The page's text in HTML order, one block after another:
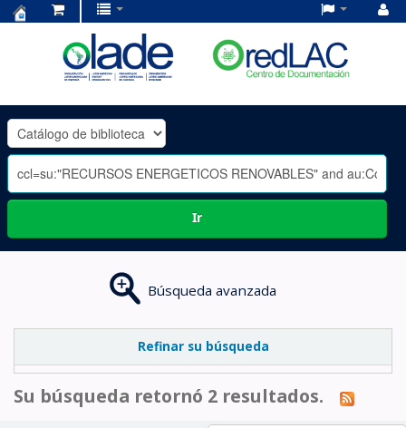
OLADE
-
Ir
Búsqueda avanzada
Refinar su búsqueda
Su búsqueda retornó 2 resultados.